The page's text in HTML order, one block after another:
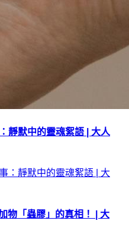
靜默中的靈魂絮語 | 大人
物「蟲膠」的真相！ | 大